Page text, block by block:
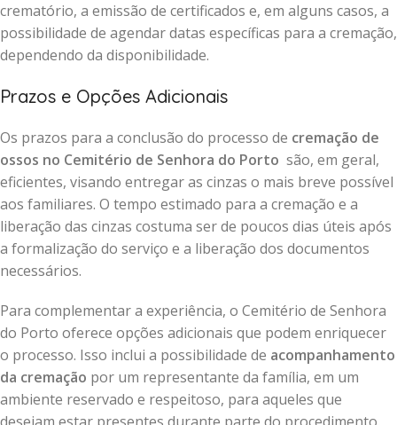
crematório, a emissão de certificados e, em alguns casos, a
possibilidade de agendar datas específicas para a cremação,
dependendo da disponibilidade.
Prazos e Opções Adicionais
Os prazos para a conclusão do processo de cremação de
ossos no Cemitério de Senhora do Porto são, em geral,
eficientes, visando entregar as cinzas o mais breve possível
aos familiares. O tempo estimado para a cremação e a
liberação das cinzas costuma ser de poucos dias úteis após
a formalização do serviço e a liberação dos documentos
necessários.
Para complementar a experiência, o Cemitério de Senhora
do Porto oferece opções adicionais que podem enriquecer
o processo. Isso inclui a possibilidade de acompanhamento
da cremação por um representante da família, em um
ambiente reservado e respeitoso, para aqueles que